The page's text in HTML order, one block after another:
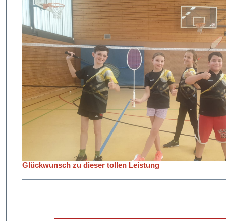
Glückwunsch zu dieser tollen Leistung